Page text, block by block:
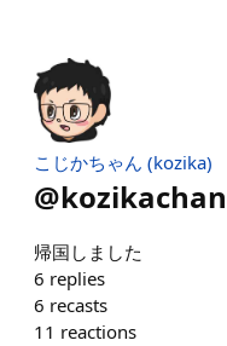
こじかちゃん (kozika)
@kozikachan
帰国しました
6 replies
6 recasts
11 reactions